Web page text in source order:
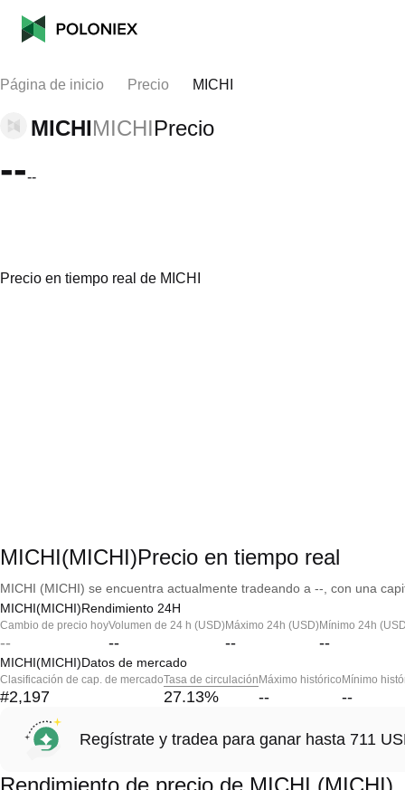
Página de inicio Precio MICHI
MICHIMICHIPrecio
----
Precio en tiempo real de MICHI
MICHI(MICHI)Precio en tiempo real
MICHI (MICHI) se encuentra actualmente tradeando a --, con una
MICHI(MICHI)Rendimiento 24H
Cambio de precio hoy
--
Volumen de 24 h (USD)
--
Máximo 24h (USD)
--
Mínimo 24h
--
MICHI(MICHI)Datos de mercado
Clasificación de cap. de mercado
#2,197
Tasa de circulación
27.13%
Máximo histórico
--
Mínimo
--
Regístrate y tradea para ganar hasta 711
Rendimiento de precio de MICHI (MICHI)